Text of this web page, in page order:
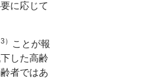
に応じて
3）
ことが報
した高齢
者ではあ